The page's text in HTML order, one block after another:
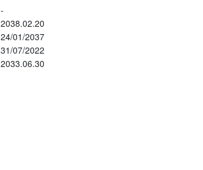
-
2038.02.20
24/01/2037
31/07/2022
2033.06.30